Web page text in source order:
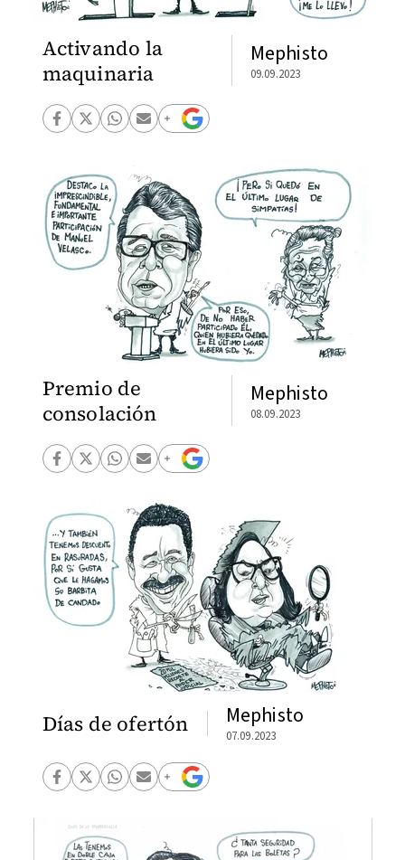
Activando la
maquinaria
Mephisto
09.09.2023
Premio de
consolación
Mephisto
08.09.2023
Días de ofertón Mephisto
07.09.2023